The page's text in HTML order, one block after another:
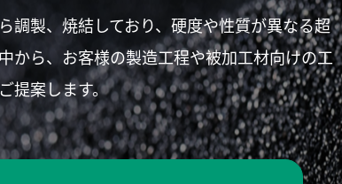
調製、焼結しており、硬度や性質が異なる超
から、お客様の製造工程や被加工材向けの工
提案します。